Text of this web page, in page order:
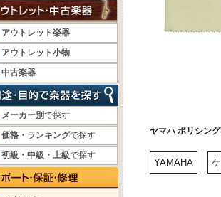
アウトレット楽器
アウトレット小物
中古楽器
メーカー別で探す
価格・ランキングで探す
初級・中級・上級で探す
ヤマハ ポリシン
YAMAHA